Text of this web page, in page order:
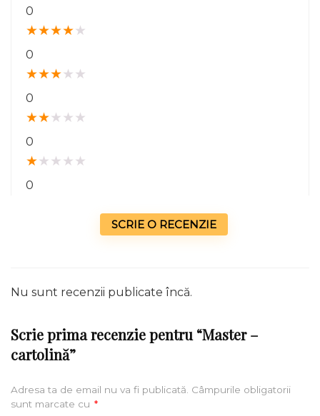
0
★★★★★
0
★★★★ ★
0
★★★ ★ ★
0
★★ ★ ★ ★
0
SCRIE O RECENZIE
Nu sunt recenzii publicate încă.
Scrie prima recenzie pentru “Master –
cartolină”
Adresa ta de email nu va fi publicată. Câmpurile obligatorii
sunt marcate cu *